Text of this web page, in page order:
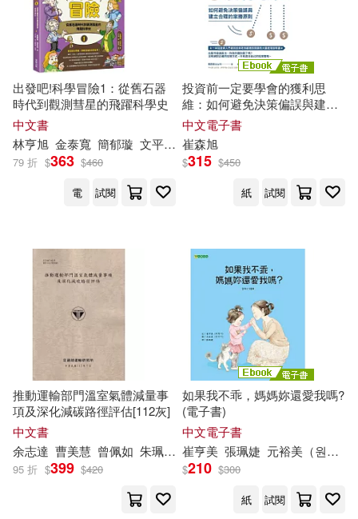
崔虎剛(28) 崔走召(28)
崔鍾雷主編(28) 牛木義隆(28)
潘俊亨(26) 崔修建(25)
川原正敏(25)
（韓）朴始連，（韓）崔優彬(24)
崔舜華(23) 崔鍾雷 主編(23)
葉村哲(22)
田邊伊衛郎(21) 嘉士佳影(20)
真船一雄(20) 藤沢 亨(20)
（英）威廉·莎士比亞(20)
電子工業出版社(136)
SONY MUSIC(123)
人民郵電出版社(121)
外語教學與研究出版社(115)
浙江人民出版社(109)
北京大學出版社(104)
說頻文化(93) 知識出版社(92)
中國人民大學出版社(91)
鳳凰出版社(87)
電子書 (可複選)
適合手機平板閱讀(534)
適合平板閱讀(339)
免費電子書(7)
其他
現在可購買商品(3440)
作者/演唱/譯/編/繪(4)
價格
範圍
-
出發吧!科學冒險1：從舊石器
時代到觀測彗星的飛躍科學史
中文書
林亨旭 金泰寬 簡郁璇 文平潤（문평윤）
79 折 $363 $460
電
試閱
投資前一定要學會的獲利思
維：如何避免決策偏誤與建立
合理的常勝原則 (電子書)
中文電子書
崔森旭
$315 $450
紙
試閱
推動運輸部門溫室氣體減量事
項及深化減碳路徑評估[112灰]
中文書
余志達 曹美慧 曾佩如 朱珮芸 李佳玲 林尚廷 林聖錞 楊智凱
95 折 $399 $420
如果我不乖，媽媽妳還愛我嗎?
(電子書)
中文電子書
崔亨美 張珮婕 元裕美（원유미）
$210 $300
紙
試閱